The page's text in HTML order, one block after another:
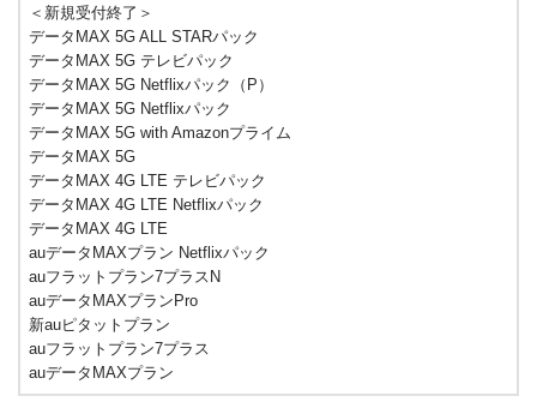
＜新規受付終了＞
データMAX 5G ALL STARパック
データMAX 5G テレビパック
データMAX 5G Netflixパック（P）
データMAX 5G Netflixパック
データMAX 5G with Amazonプライム
データMAX 5G
データMAX 4G LTE テレビパック
データMAX 4G LTE Netflixパック
データMAX 4G LTE
auデータMAXプラン Netflixパック
auフラットプラン7プラスN
auデータMAXプランPro
新auピタットプラン
auフラットプラン7プラス
auデータMAXプラン